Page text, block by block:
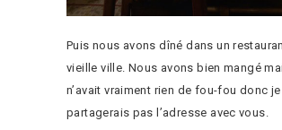
Puis nous avons dîné dans un
vieille ville. Nous avons bien mangé
n’avait vraiment rien de fou-fou donc je
partagerais pas l’adresse avec vous.